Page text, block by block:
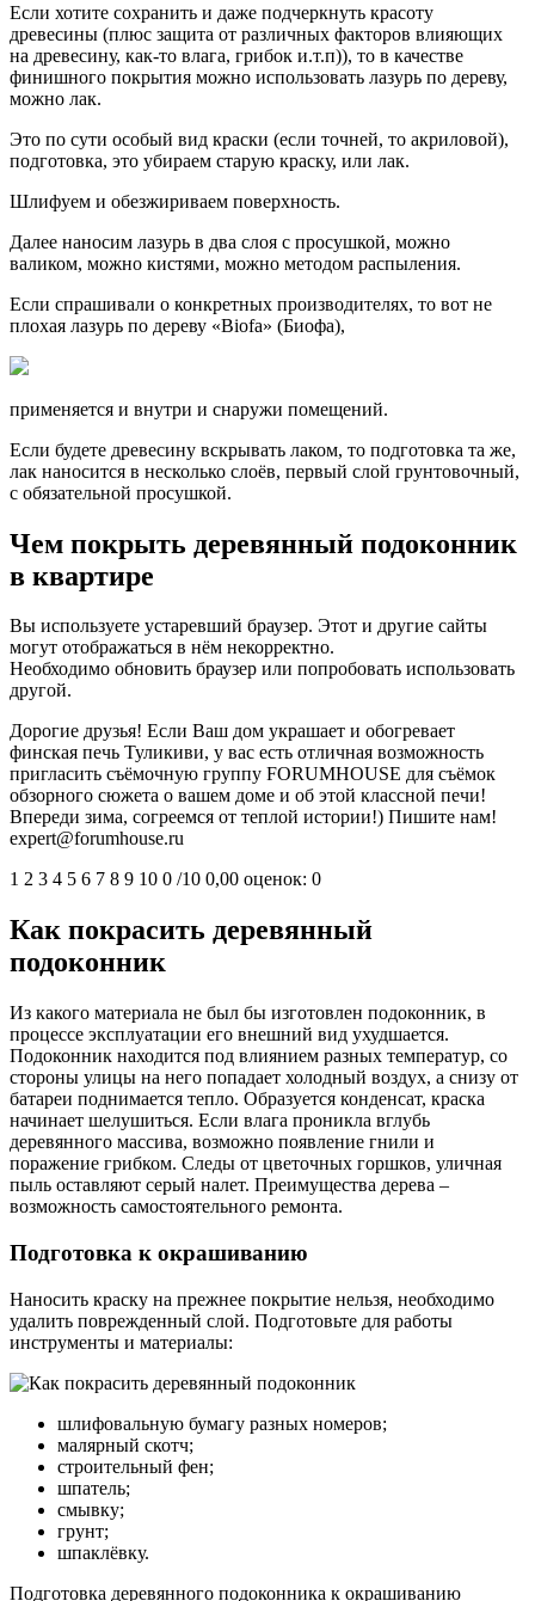
Если хотите сохранить и даже подчеркнуть красоту
древесины (плюс защита от различных факторов влияющих
на древесину, как-то влага, грибок и.т.п)), то в качестве
финишного покрытия можно использовать лазурь по дереву,
можно лак.
Это по сути особый вид краски (если точней, то акриловой),
подготовка, это убираем старую краску, или лак.
Шлифуем и обезжириваем поверхность.
Далее наносим лазурь в два слоя с просушкой, можно
валиком, можно кистями, можно методом распыления.
Если спрашивали о конкретных производителях, то вот не
плохая лазурь по дереву «Biofa» (Биофа),
применяется и внутри и снаружи помещений.
Если будете древесину вскрывать лаком, то подготовка та же,
лак наносится в несколько слоёв, первый слой грунтовочный,
с обязательной просушкой.
Чем покрыть деревянный подоконник
в квартире
Вы используете устаревший браузер. Этот и другие сайты
могут отображаться в нём некорректно.
Необходимо обновить браузер или попробовать использовать
другой.
Дорогие друзья! Если Ваш дом украшает и обогревает
финская печь Туликиви, у вас есть отличная возможность
пригласить съёмочную группу FORUMHOUSE для съёмок
обзорного сюжета о вашем доме и об этой классной печи!
Впереди зима, согреемся от теплой истории!) Пишите нам!
expert@forumhouse.ru
1 2 3 4 5 6 7 8 9 10 0 /10 0,00 оценок: 0
Как покрасить деревянный
подоконник
Из какого материала не был бы изготовлен подоконник, в
процессе эксплуатации его внешний вид ухудшается.
Подоконник находится под влиянием разных температур, со
стороны улицы на него попадает холодный воздух, а снизу от
батареи поднимается тепло. Образуется конденсат, краска
начинает шелушиться. Если влага проникла вглубь
деревянного массива, возможно появление гнили и
поражение грибком. Следы от цветочных горшков, уличная
пыль оставляют серый налет. Преимущества дерева –
возможность самостоятельного ремонта.
Подготовка к окрашиванию
Наносить краску на прежнее покрытие нельзя, необходимо
удалить поврежденный слой. Подготовьте для работы
инструменты и материалы:
шлифовальную бумагу разных номеров;
малярный скотч;
строительный фен;
шпатель;
смывку;
грунт;
шпаклёвку.
Подготовка деревянного подоконника к окрашиванию